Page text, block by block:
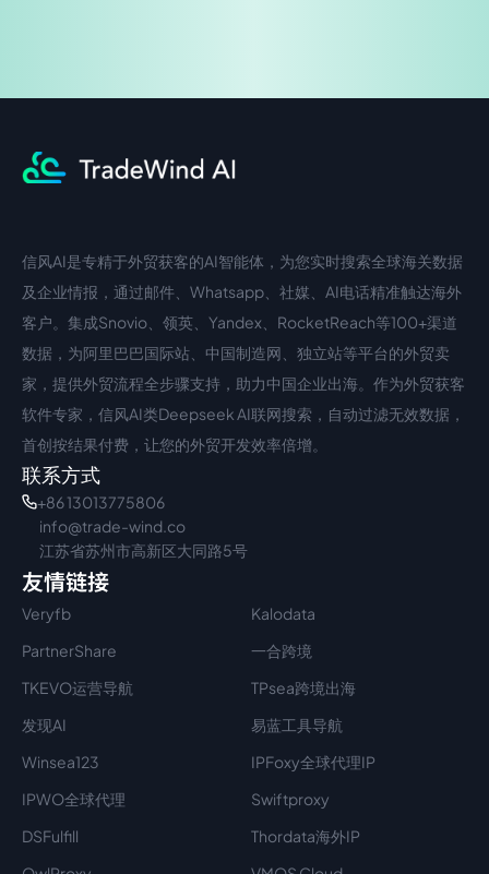
中文入口
信风AI是专精于外贸获客的AI智能体，为您实时搜索全球海关数据
及企业情报，通过邮件、Whatsapp、社媒、AI电话精准触达海外
客户。集成Snovio、领英、Yandex、RocketReach等100+渠道
数据，为阿里巴巴国际站、中国制造网、独立站等平台的外贸卖
家，提供外贸流程全步骤支持，助力中国企业出海。作为外贸获客
软件专家，信风AI类Deepseek AI联网搜索，自动过滤无效数据，
首创按结果付费，让您的外贸开发效率倍增。
联系方式
+86 13013775806
info@trade-wind.co
江苏省苏州市高新区大同路5号
友情链接
Veryfb
Kalodata
PartnerShare
一合跨境
TKEVO运营导航
TPsea跨境出海
发现AI
易蓝工具导航
Winsea123
IPFoxy全球代理IP
IPWO全球代理
Swiftproxy
DSFulfill
Thordata海外IP